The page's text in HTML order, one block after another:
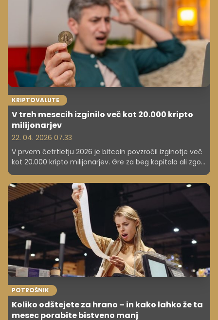
KRIPTOVALUTE
V treh mesecih izginilo več kot 20.000 kripto
milijonarjev
22. 04. 2026 07.33
V prvem četrtletju 2026 je bitcoin povzročil izginotje več
kot 20.000 kripto milijonarjev. Gre za beg kapitala ali zgolj
posledico padca cene?
POTROŠNIK
Koliko odštejete za hrano – in kako lahko že ta
mesec porabite bistveno manj